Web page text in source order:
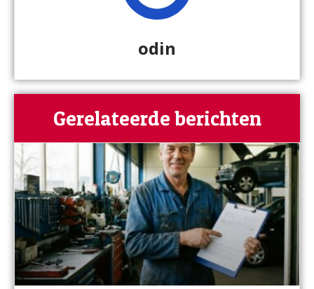
odin
Gerelateerde berichten